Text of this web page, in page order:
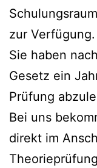
zur Verfügung.
Sie haben
Gesetz ein
Prüfung
Bei uns
direkt im